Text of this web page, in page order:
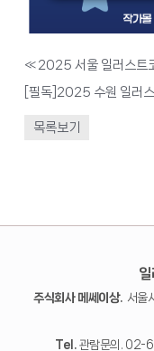
«2025 서울 일러스트
목록보기
주식회사 메쎄이상.서울
Tel.관람문의. 02-